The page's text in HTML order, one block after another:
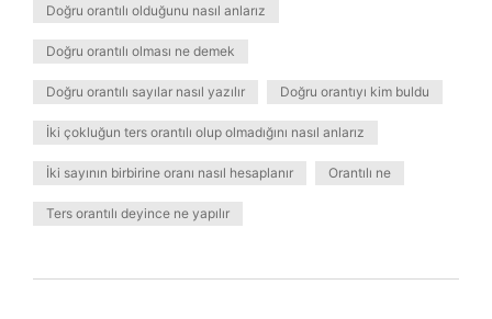
Doğru orantılı olduğunu nasıl anlarız
Doğru orantılı olması ne demek
Doğru orantılı sayılar nasıl yazılır Doğru orantıyı kim buldu
İki çokluğun ters orantılı olup olmadığını nasıl anlarız
İki sayının birbirine oranı nasıl hesaplanır Orantılı ne
Ters orantılı deyince ne yapılır